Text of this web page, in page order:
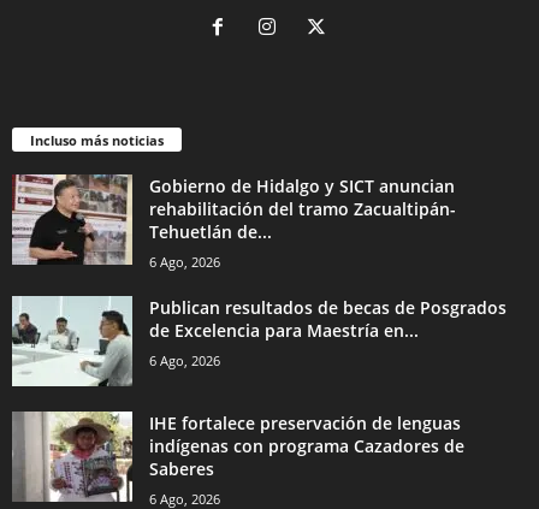
Incluso más noticias
Gobierno de Hidalgo y SICT anuncian
rehabilitación del tramo Zacualtipán-
Tehuetlán de...
6 Ago, 2026
Publican resultados de becas de Posgrados
de Excelencia para Maestría en...
6 Ago, 2026
IHE fortalece preservación de lenguas
indígenas con programa Cazadores de
Saberes
6 Ago, 2026